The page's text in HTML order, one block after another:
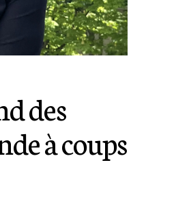
des
à coups